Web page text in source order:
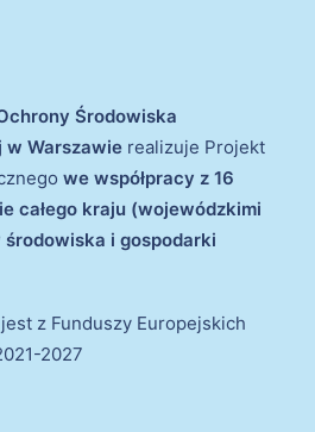
Środowiska
w Warszawie realizuje Projekt
we współpracy z 16
całego kraju (wojewódzkimi
i gospodarki
z Funduszy Europejskich
2027